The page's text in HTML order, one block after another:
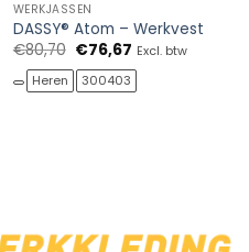
WERKJASSEN
DASSY® Atom – Werkvest
€80,70 Oorspronkelijke
was:
€80,70.
€76,67Huidige
is:
€76,67.
Excl. btw
Heren 300403